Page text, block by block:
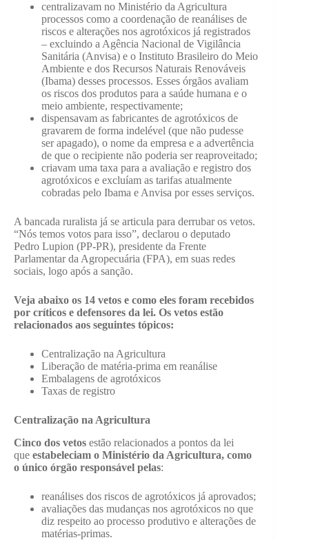
centralizavam no Ministério da Agricultura
processos como a coordenação de reanálises de
riscos e alterações nos agrotóxicos já registrados
– excluindo a Agência Nacional de Vigilância
Sanitária (Anvisa) e o Instituto Brasileiro do Meio
Ambiente e dos Recursos Naturais Renováveis
(Ibama) desses processos. Esses órgãos avaliam
os riscos dos produtos para a saúde humana e o
meio ambiente, respectivamente;
dispensavam as fabricantes de agrotóxicos de
gravarem de forma indelével (que não pudesse
ser apagado), o nome da empresa e a advertência
de que o recipiente não poderia ser reaproveitado;
criavam uma taxa para a avaliação e registro dos
agrotóxicos e excluíam as tarifas atualmente
cobradas pelo Ibama e Anvisa por esses serviços.
A bancada ruralista já se articula para derrubar os vetos.
“Nós temos votos para isso”, declarou o deputado
Pedro Lupion (PP-PR), presidente da Frente
Parlamentar da Agropecuária (FPA), em suas redes
sociais, logo após a sanção.
Veja abaixo os 14 vetos e como eles foram recebidos
por críticos e defensores da lei. Os vetos estão
relacionados aos seguintes tópicos:
Centralização na Agricultura
Liberação de matéria-prima em reanálise
Embalagens de agrotóxicos
Taxas de registro
Centralização na Agricultura
Cinco dos vetos estão relacionados a pontos da lei
que estabeleciam o Ministério da Agricultura, como
o único órgão responsável pelas:
reanálises dos riscos de agrotóxicos já aprovados;
avaliações das mudanças nos agrotóxicos no que
diz respeito ao processo produtivo e alterações de
matérias-primas.